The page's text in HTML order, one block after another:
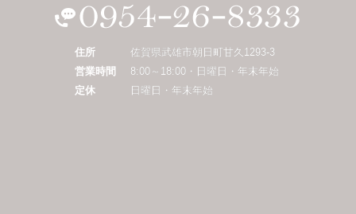
住所
佐賀県武雄市朝日町甘久1293-3
営業時間
8:00～18:00・日曜日・年末年始
定休
日曜日・年末年始